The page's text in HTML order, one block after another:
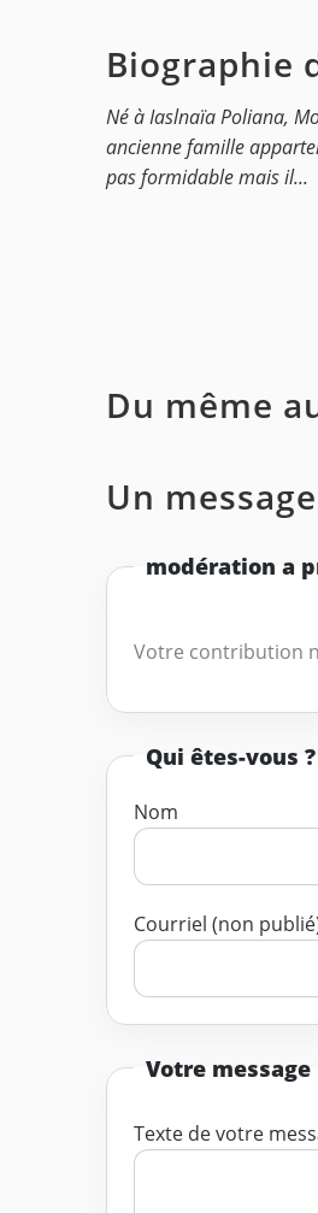
Biographie
Né à Iaslnaïa Poliana,
ancienne famille
pas formidable mais il...
Du même
Un
modération a
Votre contribution
Qui êtes-vous ?
Nom
Courriel (non
Votre message